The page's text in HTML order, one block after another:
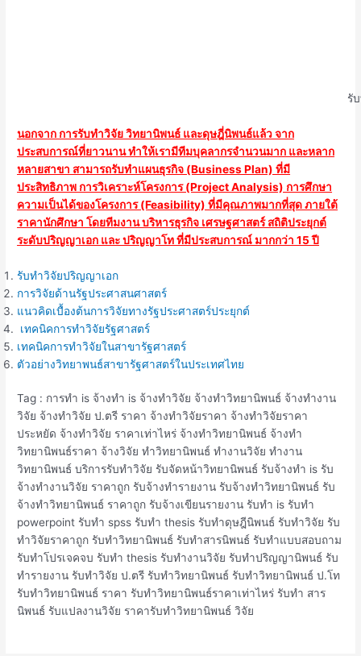
รั
นอกจาก การรับทำวิจัย วิทยานิพนธ์ และดุษฎี่นิพนธ์แล้ว จาก
ประสบการณ์ที่ยาวนาน ทำให้เรามีทีมบุคลากรจำนวนมาก และหลาก
หลายสาขา สามารถรับทำแผนธุรกิจ (Business Plan) ที่มี
ประสิทธิภาพ การวิเคราะห์โครงการ (Project Analysis) การศึกษา
ความเป็นได้ของโครงการ (Feasibility) ที่มีคุณภาพมากที่สุด ภายใต้
ราคานักศึกษา โดยทีมงาน บริหารธุรกิจ เศรษฐศาสตร์ สถิติประยุกต์
ระดับปริญญาเอก และ ปริญญาโท ที่มีประสบการณ์ มากกว่า 15 ปี
รับทำวิจัยปริญญาเอก
การวิจัยด้านรัฐประศาสนศาสตร์
แนวคิดเบื้องต้นการวิจัยทางรัฐประศาสตร์ประยุกต์
เทคนิคการทำวิจัยรัฐศาสตร์
เทคนิคการทำวิจัยในสาขารัฐศาสตร์
ตัวอย่างวิทยาพนธ์สาขารัฐศาสตร์ในประเทศไทย
Tag : การทำ is จ้างทำ is จ้างทำวิจัย จ้างทำวิทยานิพนธ์ จ้างทํางาน
วิจัย จ้างทําวิจัย ป.ตรี ราคา จ้างทําวิจัยราคา จ้างทําวิจัยราคา
ประหยัด จ้างทําวิจัย ราคาเท่าไหร่ จ้างทําวิทยานิพนธ์ จ้างทํา
วิทยานิพนธ์ราคา จ้างวิจัย ทําวิทยานิพนธ์ ทำงานวิจัย ทำงาน
วิทยานิพนธ์ บริการรับทำวิจัย รับจัดหน้าวิทยานิพนธ์ รับจ้างทำ is รับ
จ้างทํางานวิจัย ราคาถูก รับจ้างทํารายงาน รับจ้างทําวิทยานิพนธ์ รับ
จ้างทําวิทยานิพนธ์ ราคาถูก รับจ้างเขียนรายงาน รับทำ is รับทำ
powerpoint รับทำ spss รับทำ thesis รับทำดุษฎีนิพนธ์ รับทำวิจัย รับ
ทำวิจัยราคาถูก รับทำวิทยานิพนธ์ รับทำสารนิพนธ์ รับทำแบบสอบถาม
รับทำโปรเจคจบ รับทํา thesis รับทํางานวิจัย รับทําปริญญานิพนธ์ รับ
ทํารายงาน รับทําวิจัย ป.ตรี รับทําวิทยานิพนธ์ รับทําวิทยานิพนธ์ ป.โท
รับทําวิทยานิพนธ์ ราคา รับทําวิทยานิพนธ์ราคาเท่าไหร่ รับทํา สาร
นิพนธ์ รับแปลงานวิจัย ราคารับทำวิทยานิพนธ์ วิจัย